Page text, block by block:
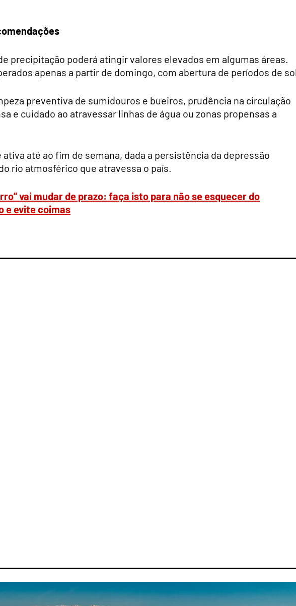
precipitação poderá atingir valores elevados em algumas áreas.
apenas a partir de domingo, com abertura de períodos de
preventiva de sumidouros e bueiros, prudência na circulação
e cuidado ao atravessar linhas de água ou zonas propensas a
até ao fim de semana, dada a persistência da depressão
rio atmosférico que atravessa o país.
vai mudar de prazo: faça isto para não se esquecer do
e evite coimas